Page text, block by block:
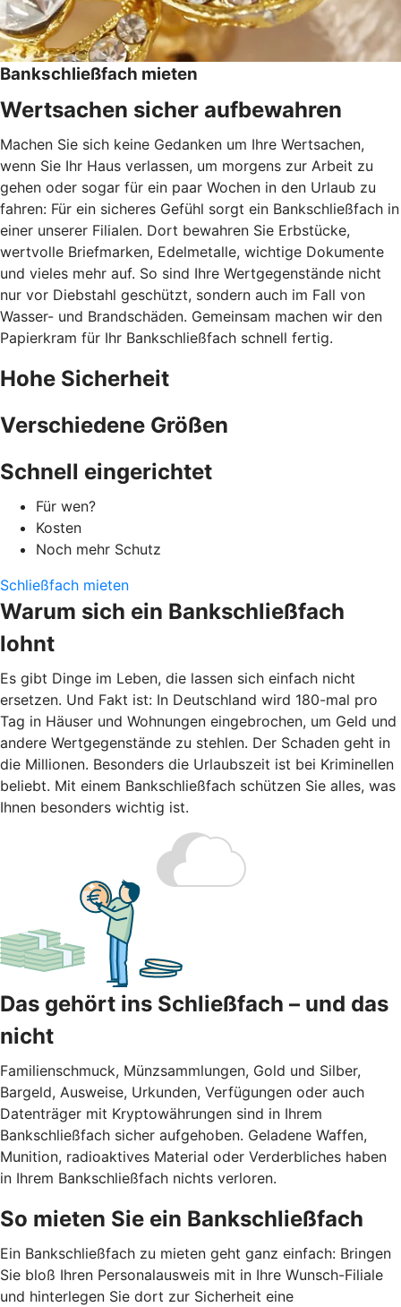
Bankschließfach mieten
Wertsachen sicher aufbewahren
Machen Sie sich keine Gedanken um Ihre Wertsachen,
wenn Sie Ihr Haus verlassen, um morgens zur Arbeit zu
gehen oder sogar für ein paar Wochen in den Urlaub zu
fahren: Für ein sicheres Gefühl sorgt ein Bankschließfach in
einer unserer Filialen. Dort bewahren Sie Erbstücke,
wertvolle Briefmarken, Edelmetalle, wichtige Dokumente
und vieles mehr auf. So sind Ihre Wertgegenstände nicht
nur vor Diebstahl geschützt, sondern auch im Fall von
Wasser- und Brandschäden. Gemeinsam machen wir den
Papierkram für Ihr Bankschließfach schnell fertig.
Hohe Sicherheit
Verschiedene Größen
Schnell eingerichtet
Für wen?
Kosten
Noch mehr Schutz
Schließfach mieten
Warum sich ein Bankschließfach
lohnt
Es gibt Dinge im Leben, die lassen sich einfach nicht
ersetzen. Und Fakt ist: In Deutschland wird 180-mal pro
Tag in Häuser und Wohnungen eingebrochen, um Geld und
andere Wertgegenstände zu stehlen. Der Schaden geht in
die Millionen. Besonders die Urlaubszeit ist bei Kriminellen
beliebt. Mit einem Bankschließfach schützen Sie alles, was
Ihnen besonders wichtig ist.
Das gehört ins Schließfach – und das
nicht
Familienschmuck, Münzsammlungen, Gold und Silber,
Bargeld, Ausweise, Urkunden, Verfügungen oder auch
Datenträger mit Kryptowährungen sind in Ihrem
Bankschließfach sicher aufgehoben. Geladene Waffen,
Munition, radioaktives Material oder Verderbliches haben
in Ihrem Bankschließfach nichts verloren.
So mieten Sie ein Bankschließfach
Ein Bankschließfach zu mieten geht ganz einfach: Bringen
Sie bloß Ihren Personalausweis mit in Ihre Wunsch-Filiale
und hinterlegen Sie dort zur Sicherheit eine